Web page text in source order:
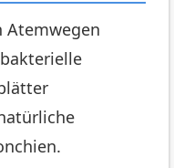
Atemwegen